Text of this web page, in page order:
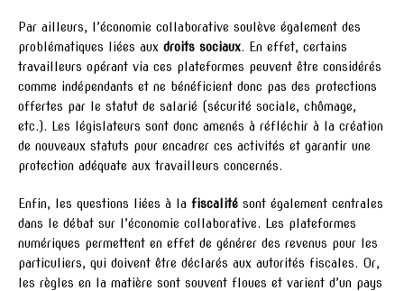
Par ailleurs, l’économie collaborative soulève également des
problématiques liées aux droits sociaux. En effet, certains
travailleurs opérant via ces plateformes peuvent être considérés
comme indépendants et ne bénéficient donc pas des protections
offertes par le statut de salarié (sécurité sociale, chômage,
etc.). Les législateurs sont donc amenés à réfléchir à la création
de nouveaux statuts pour encadrer ces activités et garantir une
protection adéquate aux travailleurs concernés.
Enfin, les questions liées à la fiscalité sont également centrales
dans le débat sur l’économie collaborative. Les plateformes
numériques permettent en effet de générer des revenus pour les
particuliers, qui doivent être déclarés aux autorités fiscales. Or,
les règles en la matière sont souvent floues et varient d’un pays